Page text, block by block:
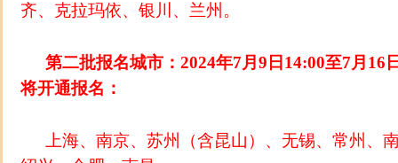
齐、克拉玛依、银川、兰州。
第二批报名城市：2024年7月9日14:00至7月16
将开通报名：
上海、南京、苏州（含昆山）、无锡、常州、